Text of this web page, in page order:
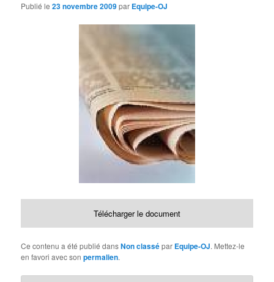
d
i
c
l
e
s
Publié le23 novembre 2009par Equipe-OJ
Télécharger le document
Ce contenu a été publié dansNon classépar Equipe-OJ. Mettez-le
en favori avec sonpermalien.